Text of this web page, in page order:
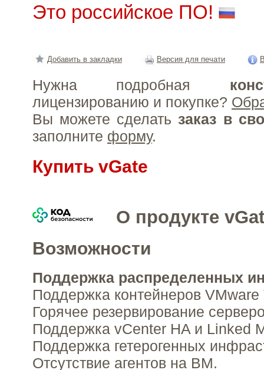
Это российское ПО!
Добавить в закладки Версия для печати
Нужна подробная
лицензированию и покупке?
Вы можете сделать заказ в
заполните форму.
Купить vGate
О продукте
Возможности
Поддержка распределенных
Поддержка контейнеров VMware
Горячее резервирование
Поддержка vCenter HA и Linked
Поддержка гетерогенных
Отсутствие агентов на ВМ.